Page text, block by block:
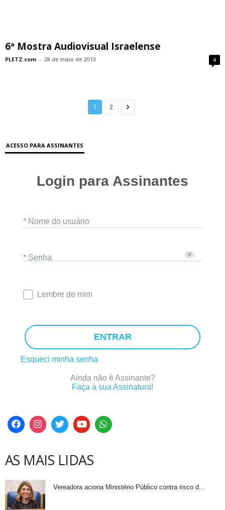
6ª Mostra Audiovisual Israelense
PLETZ.com - 28 de maio de 2013 4
1 2
ACESSO PARA ASSINANTES
Login para Assinantes
* Nome do usuário
* Senha
Lembre de mim
ENTRAR
Esqueci minha senha
Ainda não é Assinante?
Faça a sua Assinatura!
AS MAIS LIDAS
Vereadora aciona Ministério Público contra risco d...